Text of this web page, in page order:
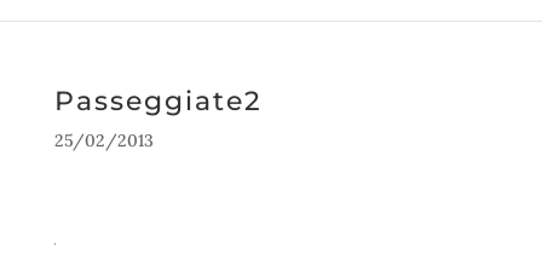
Passeggiate2
25/02/2013